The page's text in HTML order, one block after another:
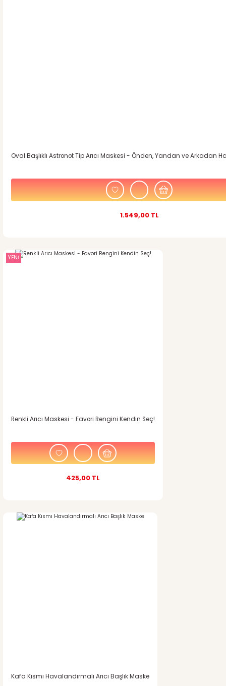
Oval Başlıklı Astronot Tip Arıcı Maskesi - Önden, Yandan ve Arkadan
1.549,00 TL
YENİ
Renkli Arıcı Maskesi - Favori Rengini Kendin Seç!
425,00 TL
Kafa Kısmı Havalandırmalı Arıcı Başlık Maske